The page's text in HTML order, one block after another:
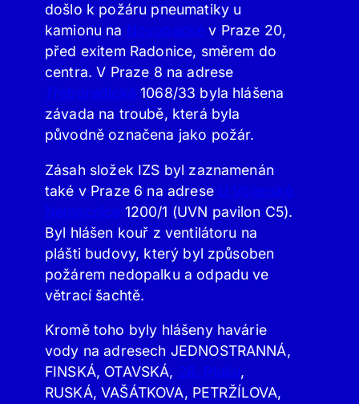
došlo k požáru pneumatiky u
kamionu na Novopacké v Praze 20,
před exitem Radonice, směrem do
centra. V Praze 8 na adrese
Třeboradická 1068/33 byla hlášena
závada na troubě, která byla
původně označena jako požár.
Zásah složek IZS byl zaznamenán
také v Praze 6 na adrese U Vojenské
Nemocnice 1200/1 (UVN pavilon C5).
Byl hlášen kouř z ventilátoru na
plášti budovy, který byl způsoben
požárem nedopalku a odpadu ve
větrací šachtě.
Kromě toho byly hlášeny havárie
vody na adresech JEDNOSTRANNÁ,
FINSKÁ, OTAVSKÁ, 28. Pluku,
RUSKÁ, VAŠÁTKOVA, PETRŽÍLOVA,